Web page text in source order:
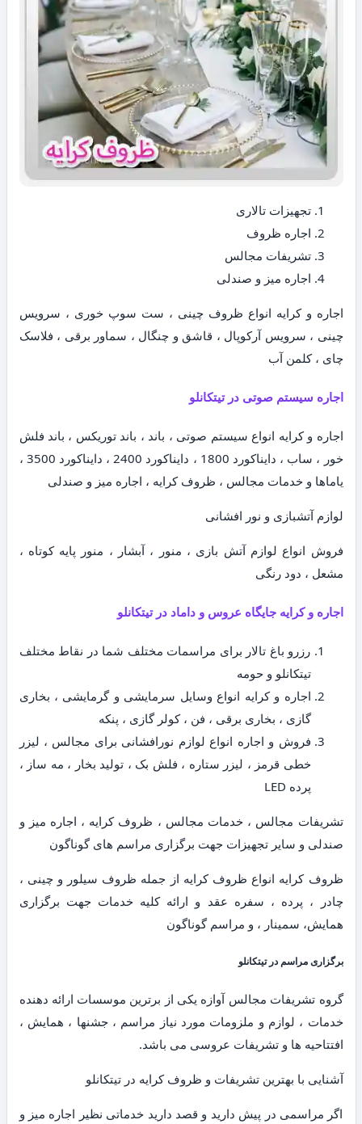
تجهیزات تالاری
اجاره ظروف
تشریفات مجالس
اجاره میز و صندلی
اجاره و کرایه انواع ظروف چینی ، ست سوپ خوری ، سرویس
چینی ، سرویس آرکوپال ، قاشق و چنگال ، سماور برقی ، فلاسک
چای ، کلمن آب
اجاره سیستم صوتی در تیتکانلو
اجاره و کرایه انواع سیستم صوتی ، باند ، باند توریکس ، باند فلش
خور ، ساب ، دایناکورد 1800 ، دایناکورد 2400 ، دایناکورد 3500 ،
یاماها و خدمات مجالس ، ظروف کرایه ، اجاره میز و صندلی
لوازم آتشبازی و نور افشانی
فروش انواع لوازم آتش بازی ، منور ، آبشار ، منور پایه کوتاه ،
مشعل ، دود رنگی
اجاره و کرایه جایگاه عروس و داماد در تیتکانلو
رزرو باغ تالار برای مراسمات مختلف شما در نقاط مختلف
تیتکانلو و حومه
اجاره و کرایه انواع وسایل سرمایشی و گرمایشی ، بخاری
گازی ، بخاری برقی ، فن ، کولر گازی ، پنکه
فروش و اجاره انواع لوازم نورافشانی برای مجالس ، لیزر
خطی قرمز ، لیزر ستاره ، فلش بک ، تولید بخار ، مه ساز ،
پرده LED
تشریفات مجالس ، خدمات مجالس ، ظروف کرایه ، اجاره میز و
صندلی و سایر تجهیزات جهت برگزاری مراسم های گوناگون
ظروف کرایه انواع ظروف کرایه از جمله ظروف سیلور و چینی ،
چادر ، پرده ، سفره عقد و ارائه کلیه خدمات جهت برگزاری
همایش، سمینار ، و مراسم گوناگون
برگزاری مراسم در تیتکانلو
گروه تشریفات مجالس آوازه یکی از برترین موسسات ارائه دهنده
خدمات ، لوازم و ملزومات مورد نیاز مراسم ، جشنها ، همایش ،
افتتاحیه ها و تشریفات عروسی می باشد.
آشنایی با بهترین تشریفات و ظروف کرایه در تیتکانلو
اگر مراسمی در پیش دارید و قصد دارید خدماتی نظیر اجاره میز و